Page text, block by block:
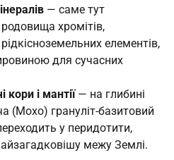
— саме тут
хромітів,
рідкісноземельних елементів,
для сучасних
кори і мантії— на глибині
(Мохо) грануліт-базитовий
у перидотити,
межу Землі.